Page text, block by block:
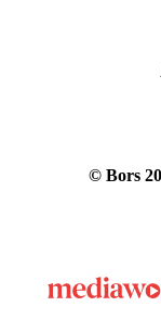
© Bors